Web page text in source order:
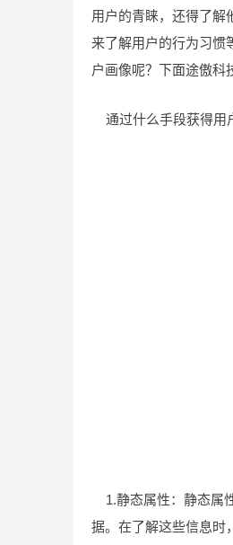
用户的青睐，还得了解
来了解用户的行为习惯
户画像呢？下面途傲科
通过什么手段获得用
1.静态属性：静态属
据。在了解这些信息时